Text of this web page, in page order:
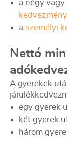
a négy
a személyi
Nettó
A gyerekek
egy gyerek
két gyerek
három